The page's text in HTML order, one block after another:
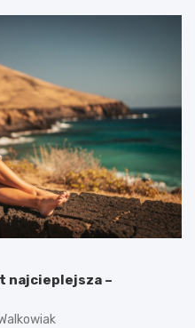
najcieplejsza –